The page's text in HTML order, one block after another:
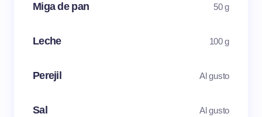
Miga de pan 50 g
Leche 100 g
Perejil Al gusto
Sal Al gusto